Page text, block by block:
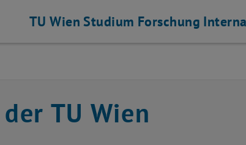
TU Wien Studium Forschung
TU Wien